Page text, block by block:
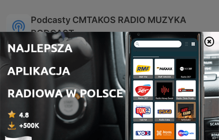
Podcasty CMTAKOS RADIO MUZYKA
PODCAST